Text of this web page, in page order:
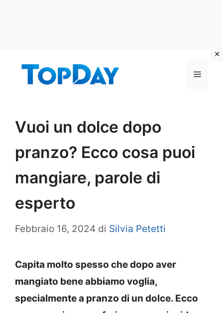
Menu
Vuoi un dolce dopo
pranzo? Ecco cosa puoi
mangiare, parole di
esperto
Febbraio 16, 2024 di Silvia Petetti
Capita molto spesso che dopo aver
mangiato bene abbiamo voglia,
specialmente a pranzo di un dolce. Ecco